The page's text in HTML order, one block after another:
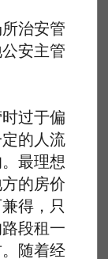
治安管
安主管
过于偏
的人流
最理想
的房价
得，只
段租一
随着经